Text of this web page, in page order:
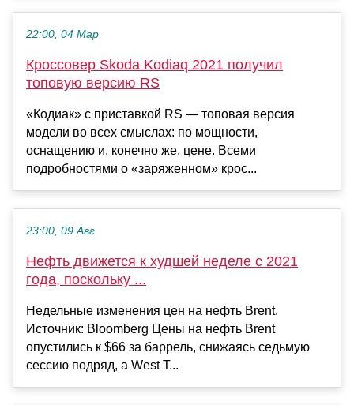
22:00, 04 Мар
Кроссовер Skoda Kodiaq 2021 получил
топовую версию RS
«Кодиак» с приставкой RS — топовая версия
модели во всех смыслах: по мощности,
оснащению и, конечно же, цене. Всеми
подробностями о «заряженном» крос...
23:00, 09 Авг
Нефть движется к худшей неделе с 2021
года, поскольку ...
Недельные изменения цен на нефть Brent.
Источник: Bloomberg Цены на нефть Brent
опустились к $66 за баррель, снижаясь седьмую
сессию подряд, а West T...